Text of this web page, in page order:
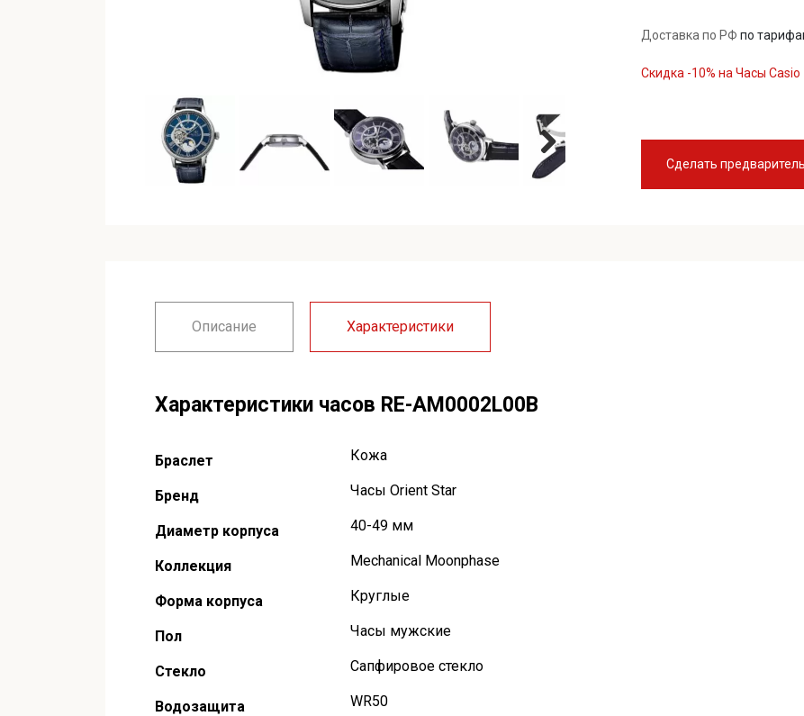
Доставка по РФ по
Скидка -10% на Часы Casio
Сделать
Описание Характеристики
Характеристики часов RE-AM0002L00B
Браслет Кожа
Бренд Часы Orient Star
Диаметр корпуса 40-49 мм
Коллекция Mechanical Moonphase
Форма корпуса Круглые
Пол Часы мужские
Стекло Сапфировое стекло
Водозащита WR50